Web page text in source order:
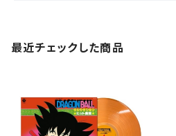
最近チェックした商品